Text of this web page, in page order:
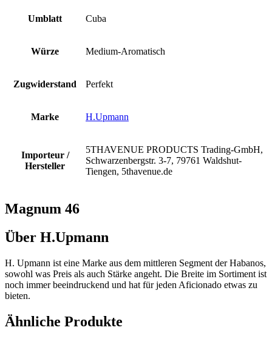
Umblatt Cuba
Würze Medium-Aromatisch
Zugwiderstand Perfekt
Marke H.Upmann
Importeur /
Hersteller
5THAVENUE PRODUCTS Trading-GmbH,
Schwarzenbergstr. 3-7, 79761 Waldshut-
Tiengen, 5thavenue.de
Magnum 46
Über H.Upmann
H. Upmann ist eine Marke aus dem mittleren Segment der Habanos,
sowohl was Preis als auch Stärke angeht. Die Breite im Sortiment ist
noch immer beeindruckend und hat für jeden Aficionado etwas zu
bieten.
Ähnliche Produkte